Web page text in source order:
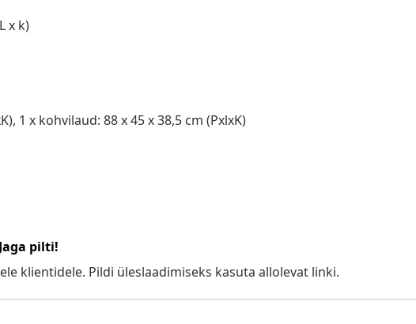
x k)
1 x kohvilaud: 88 x 45 x 38,5 cm (PxlxK)
pilti!
klientidele. Pildi üleslaadimiseks kasuta allolevat linki.